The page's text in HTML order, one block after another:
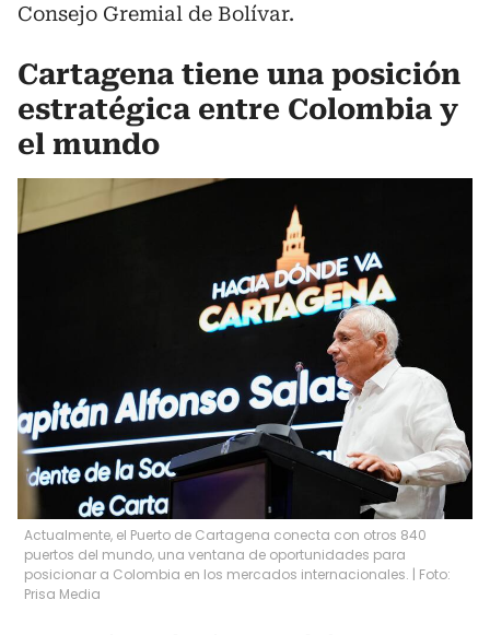
Consejo Gremial de Bolívar.
Cartagena tiene una posición
estratégica entre Colombia y
el mundo
Actualmente, el Puerto de Cartagena conecta con otros 840
puertos del mundo, una ventana de oportunidades para
posicionar a Colombia en los mercados internacionales. | Foto:
Prisa Media